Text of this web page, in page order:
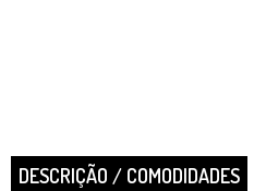
DESCRIÇÃO / COMODIDADES